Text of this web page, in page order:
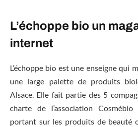
L’échoppe bio un
internet
L’échoppe bio est une enseigne qui
une large palette de produits
Alsace. Elle fait partie des 5
charte de l’association
portant sur les produits de beauté